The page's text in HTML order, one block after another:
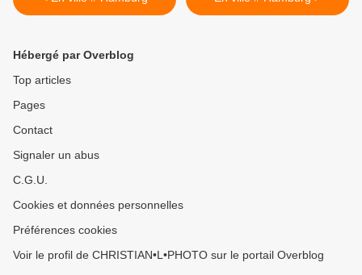
Hébergé par Overblog
Top articles
Pages
Contact
Signaler un abus
C.G.U.
Cookies et données personnelles
Préférences cookies
Voir le profil de CHRISTIAN•L•PHOTO sur le portail Overblog